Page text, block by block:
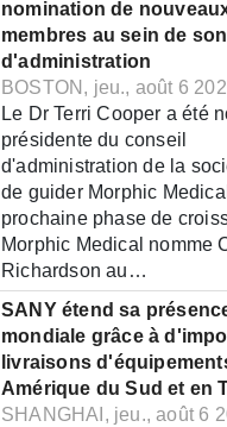
nomination de
membres au sein de
d'administration
BOSTON, jeu., août 6
Le Dr Terri Cooper a été
présidente du conseil
d'administration de la
de guider Morphic
prochaine phase de
Morphic Medical nomme
Richardson au…
SANY étend sa
mondiale grâce à
livraisons
Amérique du Sud et en
SHANGHAI, jeu., août 6